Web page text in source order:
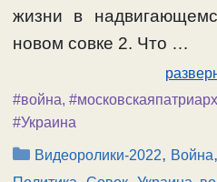
жизни в
новом совке 2. Что …
#война,
#Украина
Рубрики
Видеоролики-2022, Война,